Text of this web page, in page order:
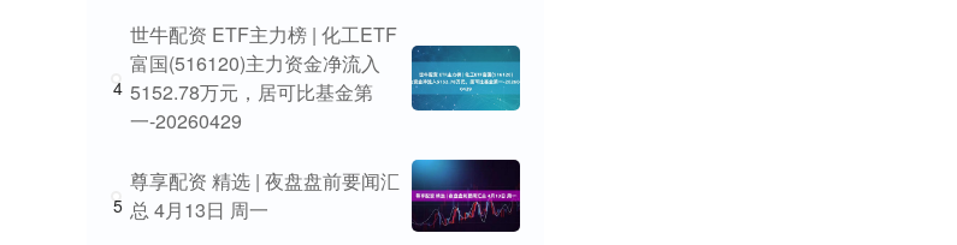
4
世牛配资 ETF主力榜 | 化工ETF
富国(516120)主力资金净流入
5152.78万元，居可比基金第
一-20260429
5
尊享配资 精选 | 夜盘盘前要闻汇
总 4月13日 周一